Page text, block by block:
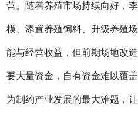
营。随着养殖市场持续向好，
模、添置养殖饲料、升级养殖
能与经营收益，但前期场地改
要大量资金，自有资金难以覆
为制约产业发展的最大难题，